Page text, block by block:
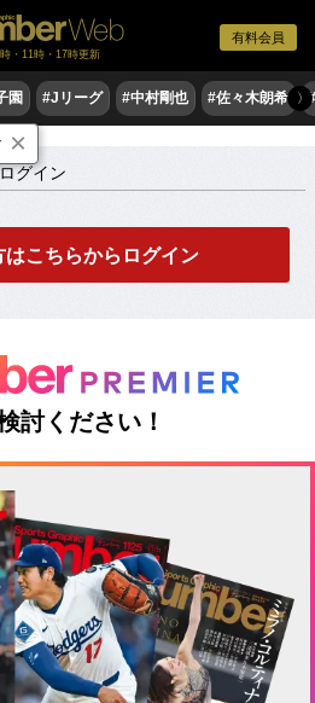
有料会員
・11時・17時更新
園 #Jリーグ #中村剛也 #佐々木朗希 〉
ン
グイン
はこちらからログイン
討ください！
×